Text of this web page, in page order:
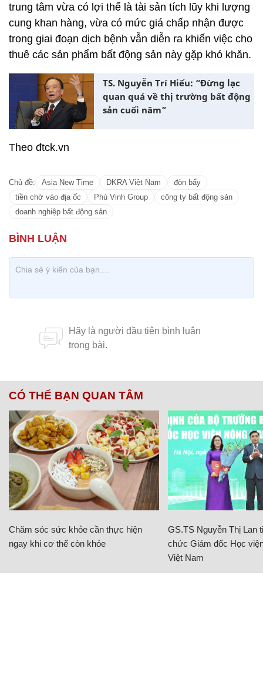
trung tâm vừa có lợi thế là tài sản tích lũy khi lượng
cung khan hàng, vừa có mức giá chấp nhận được
trong giai đoạn dịch bệnh vẫn diễn ra khiến việc cho
thuê các sản phẩm bất động sản này gặp khó khăn.
TS. Nguyễn Trí Hiếu: “Đừng lạc
quan quá về thị trường bất động
sản cuối năm”
Theo đtck.vn
Chủ đề: Asia New Time DKRA Việt Nam
đòn bẩy
tiền chờ vào địa ốc
Phú Vinh Group
công ty bất động sản
doanh nghiệp bất động sản
CÓ THỂ BẠN QUAN TÂM
Chăm sóc sức khỏe cần thực hiện
ngay khi cơ thể còn khỏe
GS.TS Nguyễn Thị Lan
chức Giám đốc Học
Việt Nam